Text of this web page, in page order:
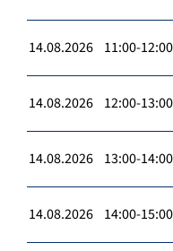
14.08.2026 11:00-12:00
14.08.2026 12:00-13:00
14.08.2026 13:00-14:00
14.08.2026 14:00-15:00